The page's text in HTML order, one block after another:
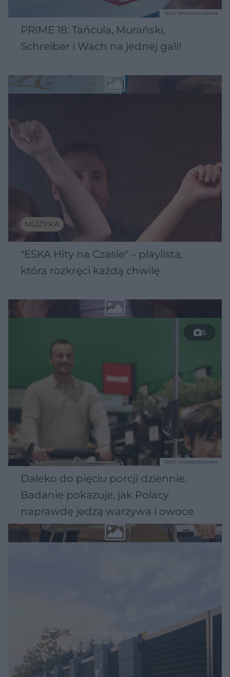
PRIME 18: Tańcula, Murański,
Schreiber i Wach na jednej gali!
TEKST SPONSOROWANY
MUZYKA
"ESKA Hity na Czasie" – playlista,
która rozkręci każdą chwilę
5
Daleko do pięciu porcji dziennie.
Badanie pokazuje, jak Polacy
naprawdę jedzą warzywa i owoce
TEKST SPONSOROWANY